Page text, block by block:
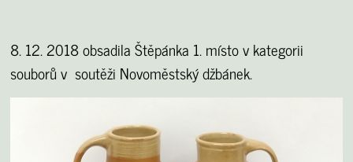
8. 12. 2018 obsadila Štěpánka 1. místo v kategorii
souborů v soutěži Novoměstský džbánek.